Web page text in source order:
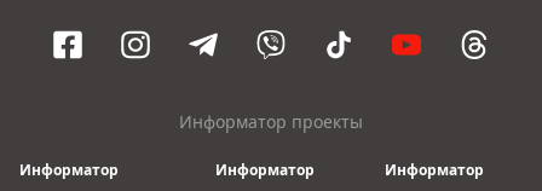
Информатор проекты
Информатор
Информатор
Информатор